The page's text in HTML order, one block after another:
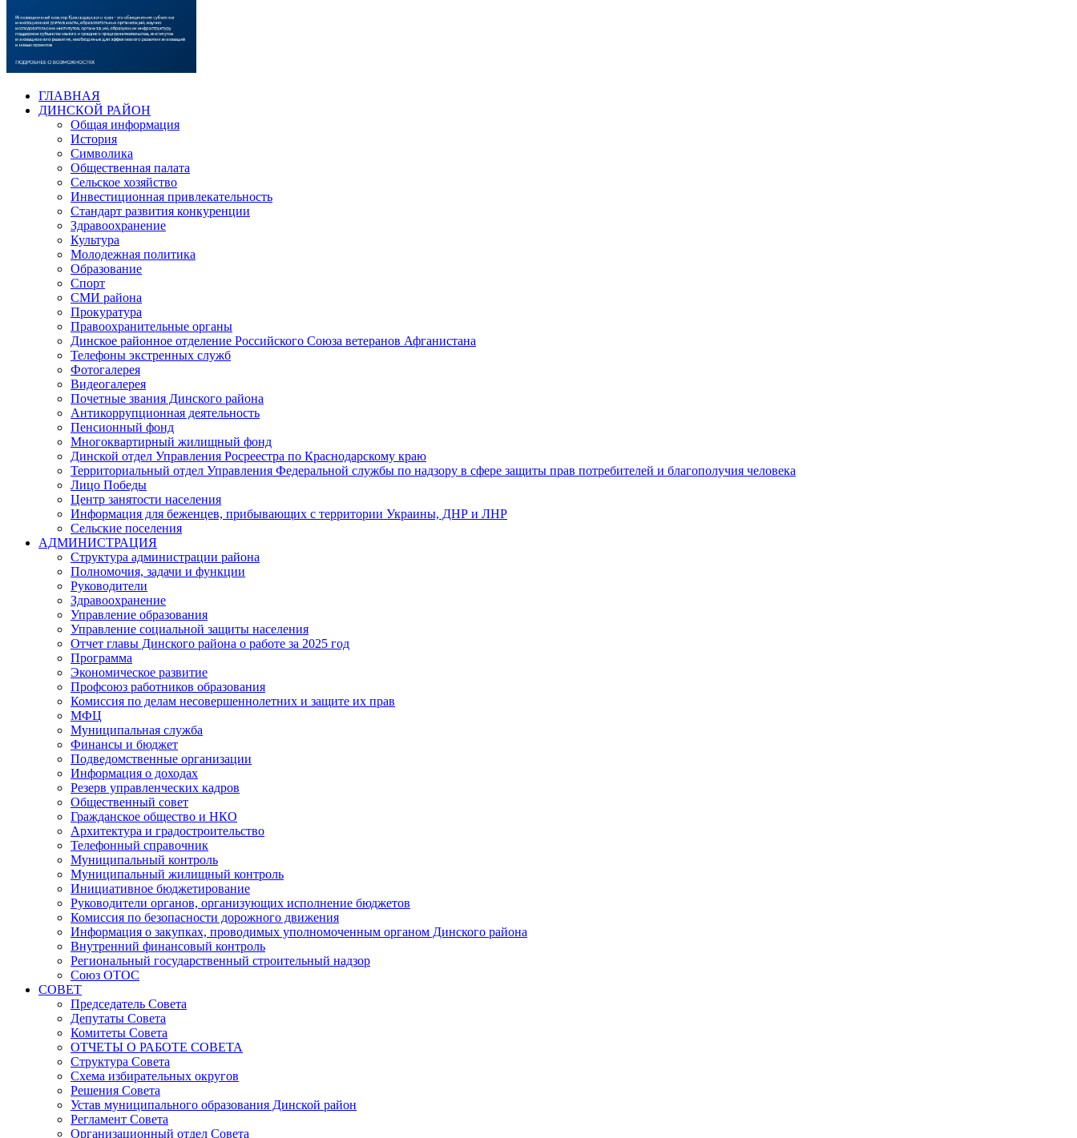
ГЛАВНАЯ
ДИНСКОЙ РАЙОН
Общая информация
История
Символика
Общественная палата
Сельское хозяйство
Инвестиционная привлекательность
Стандарт развития конкуренции
Здравоохранение
Культура
Молодежная политика
Образование
Спорт
СМИ района
Прокуратура
Правоохранительные органы
Динское районное отделение Российского Союза ветеранов Афганистана
Телефоны экстренных служб
Фотогалерея
Видеогалерея
Почетные звания Динского района
Антикоррупционная деятельность
Пенсионный фонд
Многоквартирный жилищный фонд
Динской отдел Управления Росреестра по Краснодарскому краю
Территориальный отдел Управления Федеральной службы по надзору в сфере защиты прав потребителей и благополучия человека
Лицо Победы
Центр занятости населения
Информация для беженцев, прибывающих с территории Украины, ДНР и ЛНР
Сельские поселения
АДМИНИСТРАЦИЯ
Структура администрации района
Полномочия, задачи и функции
Руководители
Здравоохранение
Управление образования
Управление социальной защиты населения
Отчет главы Динского района о работе за 2025 год
Программа
Экономическое развитие
Профсоюз работников образования
Комиссия по делам несовершеннолетних и защите их прав
МФЦ
Муниципальная служба
Финансы и бюджет
Подведомственные организации
Информация о доходах
Резерв управленческих кадров
Общественный совет
Гражданское общество и НКО
Архитектура и градостроительство
Телефонный справочник
Муниципальный контроль
Муниципальный жилищный контроль
Инициативное бюджетирование
Руководители органов, организующих исполнение бюджетов
Комиссия по безопасности дорожного движения
Информация о закупках, проводимых уполномоченным органом Динского района
Внутренний финансовый контроль
Региональный государственный строительный надзор
Союз ОТОС
СОВЕТ
Председатель Совета
Депутаты Совета
Комитеты Совета
ОТЧЕТЫ О РАБОТЕ СОВЕТА
Структура Совета
Схема избирательных округов
Решения Совета
Устав муниципального образования Динской район
Регламент Совета
Организационный отдел Совета